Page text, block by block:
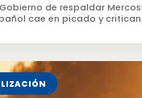
de respaldar
cae en picado y